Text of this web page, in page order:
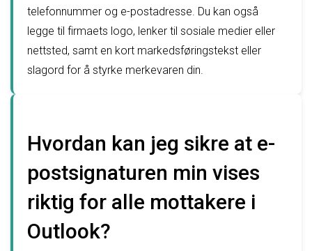
telefonnummer og e-postadresse. Du kan også
legge til firmaets logo, lenker til sosiale medier eller
nettsted, samt en kort markedsføringstekst eller
slagord for å styrke merkevaren din.
Hvordan kan jeg sikre at e-
postsignaturen min vises
riktig for alle mottakere i
Outlook?